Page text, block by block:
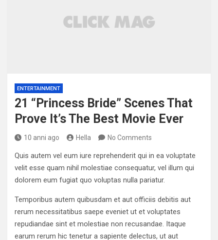
ENTERTAINMENT
21 “Princess Bride” Scenes That
Prove It’s The Best Movie Ever
10 anni ago Hella No Comments
Quis autem vel eum iure reprehenderit qui in ea voluptate
velit esse quam nihil molestiae consequatur, vel illum qui
dolorem eum fugiat quo voluptas nulla pariatur.
Temporibus autem quibusdam et aut officiis debitis aut
rerum necessitatibus saepe eveniet ut et voluptates
repudiandae sint et molestiae non recusandae. Itaque
earum rerum hic tenetur a sapiente delectus, ut aut